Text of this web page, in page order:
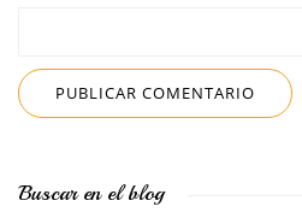
Buscar en el blog